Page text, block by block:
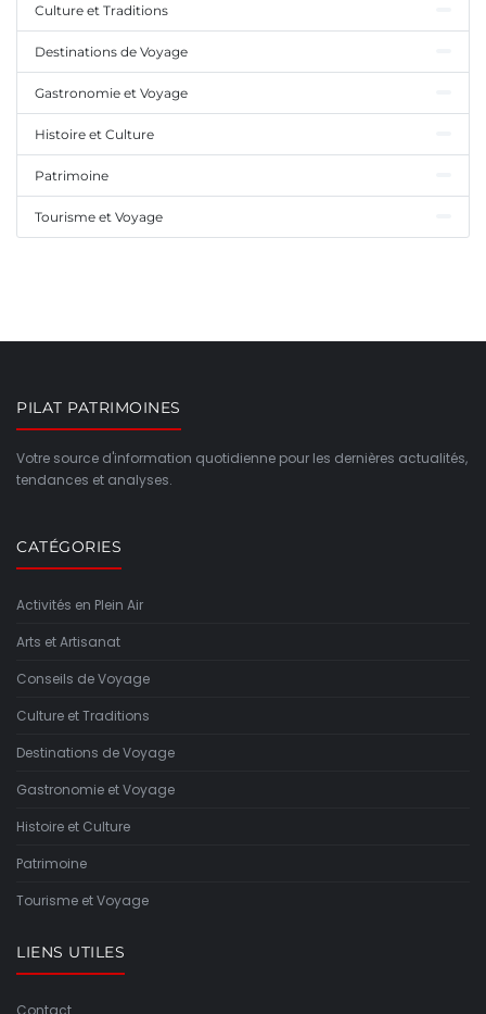
Culture et Traditions
Destinations de Voyage
Gastronomie et Voyage
Histoire et Culture
Patrimoine
Tourisme et Voyage
PILAT PATRIMOINES
Votre source d'information quotidienne pour les dernières actualités,
tendances et analyses.
CATÉGORIES
Activités en Plein Air
Arts et Artisanat
Conseils de Voyage
Culture et Traditions
Destinations de Voyage
Gastronomie et Voyage
Histoire et Culture
Patrimoine
Tourisme et Voyage
LIENS UTILES
Contact